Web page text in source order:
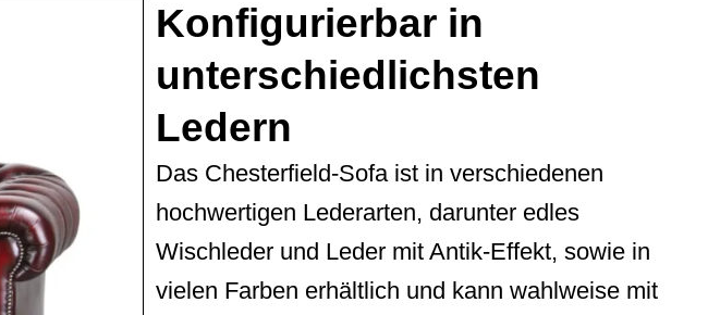
Konfigurierbar in
unterschiedlichsten
Ledern
Das Chesterfield-Sofa ist in verschiedenen
hochwertigen Lederarten, darunter edles
Wischleder und Leder mit Antik-Effekt, sowie in
vielen Farben erhältlich und kann wahlweise mit